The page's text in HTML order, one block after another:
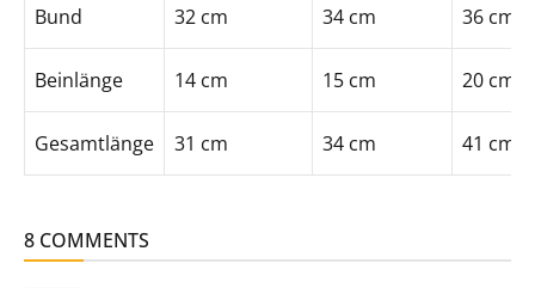
Bund 32 cm 34 cm 36 cm
Beinlänge 14 cm 15 cm 20 cm
Gesamtlänge 31 cm 34 cm 41 cm
8 COMMENTS